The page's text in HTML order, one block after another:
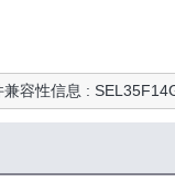
容性信息 :